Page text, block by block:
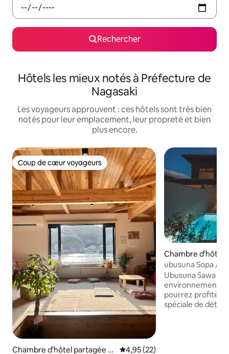
Rechercher
Hôtels les mieux notés à Préfecture de
Nagasaki
Les voyageurs approuvent : ces hôtels sont très bien
notés pour leur emplacement, leur propreté et bien
plus encore.
Coup de cœur voyageurs
Coup de cœur voyageurs
Chambre d'hôtel partagée ⋅
Évaluation moyenne sur la
4,95 (22)
Chambre d'hôtel
ubusuna Sopa /
Piscine privée et
Ubusuna Sawa
environnement
pourrez profiter
spéciale de